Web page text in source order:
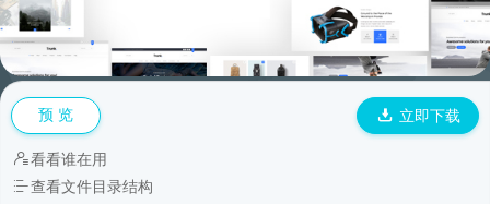
预 览 立即下载
看看谁在用
查看文件目录结构